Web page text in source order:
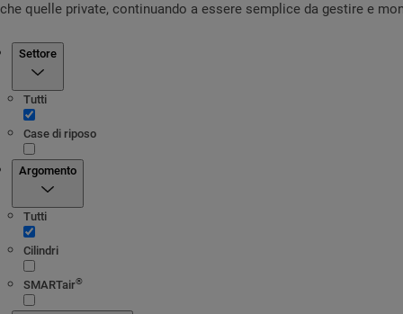
che quelle private, continuando a essere semplice da gestire e
Settore
Tutti
Case di riposo
Argomento
Tutti
Cilindri
SMARTair®